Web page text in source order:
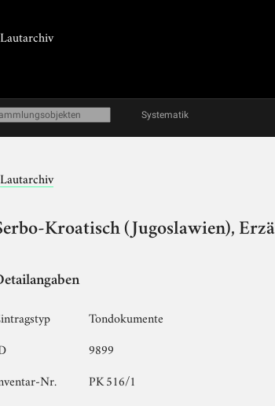
Lautarchiv
Systematik
Lautarchiv
Kroatisch (Jugoslawien),
Tondokumente
9899
Nr.
PK 516/1